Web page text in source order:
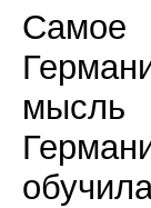
Самое
мысль